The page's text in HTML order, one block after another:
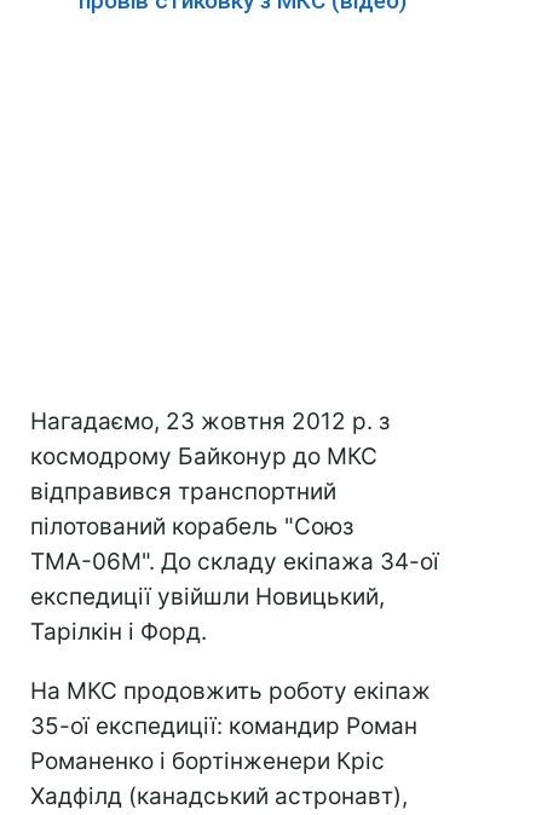
Нагадаємо, 23 жовтня 2012 р. з
космодрому Байконур до МКС
відправився транспортний
пілотований корабель "Союз
ТМА-06М". До складу екіпажа 34-ої
експедиції увійшли Новицький,
Тарілкін і Форд.
На МКС продовжить роботу екіпаж
35-ої експедиції: командир Роман
Романенко і бортінженери Кріс
Хадфілд (канадський астронавт),